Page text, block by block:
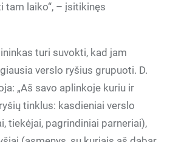
tam laiko“, – įsitikinęs
turi suvokti, kad jam
verslo ryšius grupuoti. D.
„Aš savo aplinkoje kuriu ir
tinklus: kasdieniai verslo
tiekėjai, pagrindiniai parneriai),